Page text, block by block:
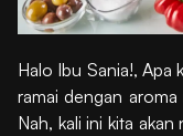
Halo Ibu Sania!, Apa
ramai dengan
Nah, kali ini kita